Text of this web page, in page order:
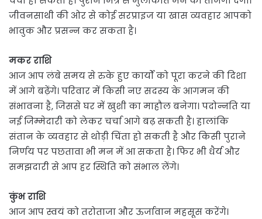
जीवनसाथी की ओर से कोई सरप्राइज या खास व्यवहार आपको
भावुक और प्रसन्न कर सकता है।
मकर राशि
आज आप लंबे समय से रुके हुए कार्यों को पूरा करने की दिशा
में आगे बढ़ेंगे। परिवार में किसी नए सदस्य के आगमन की
संभावना है, जिससे घर में खुशी का माहौल बनेगा। पदोन्नति या
नई जिम्मेदारी को लेकर चर्चा आगे बढ़ सकती है। हालांकि
संतान के व्यवहार से थोड़ी चिंता हो सकती है और किसी पुराने
निर्णय पर पछतावा भी मन में आ सकता है। फिर भी धैर्य और
समझदारी से आप हर स्थिति को संभाल लेंगे।
कुंभ राशि
आज आप स्वयं को तरोताजा और ऊर्जावान महसूस करेंगे।